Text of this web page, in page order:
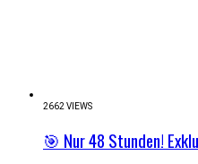
2662 VIEWS
🎯 Nur 48 Stunden!